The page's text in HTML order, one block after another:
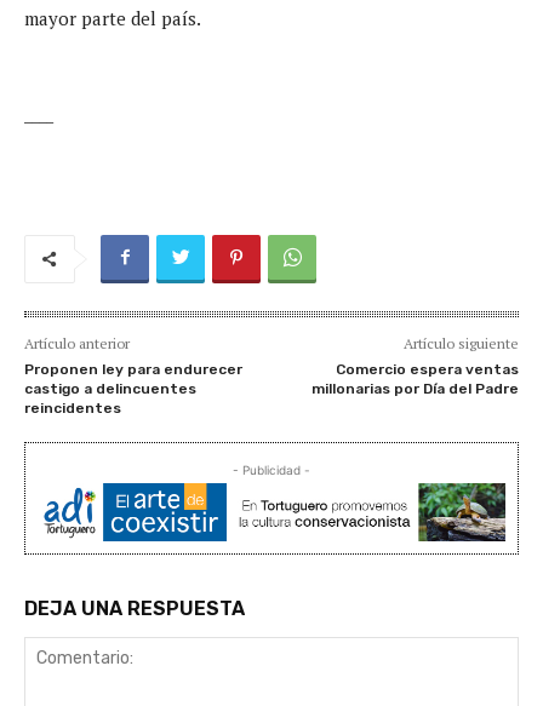
mayor parte del país.
Artículo anterior
Proponen ley para endurecer
castigo a delincuentes
reincidentes
Artículo siguiente
Comercio espera ventas
millonarias por Día del Padre
- Publicidad -
DEJA UNA RESPUESTA